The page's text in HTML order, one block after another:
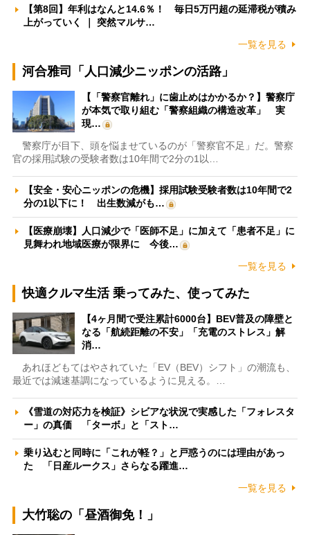
【第8回】年利はなんと14.6％！ 毎日5万円超の延滞税が積み
上がっていく ｜ 突然マルサ…
一覧を見る
河合雅司「人口減少ニッポンの活路」
【「警察官離れ」に歯止めはかかるか？】警察庁
が本気で取り組む「警察組織の構造改革」 実
現…
警察庁が目下、頭を悩ませているのが「警察官不足」だ。警察
官の採用試験の受験者数は10年間で2分の1以…
【安全・安心ニッポンの危機】採用試験受験者数は10年間で2
分の1以下に！ 出生数減がも…
【医療崩壊】人口減少で「医師不足」に加えて「患者不足」に
見舞われ地域医療が限界に 今後…
一覧を見る
快適クルマ生活 乗ってみた、使ってみた
【4ヶ月間で受注累計6000台】BEV普及の障壁と
なる「航続距離の不安」「充電のストレス」解
消…
あれほどもてはやされていた「EV（BEV）シフト」の潮流も、
最近では減速基調になっているように見える。…
《雪道の対応力を検証》シビアな状況で実感した「フォレスタ
ー」の真価 「ターボ」と「スト…
乗り込むと同時に「これが軽？」と戸惑うのには理由があっ
た 「日産ルークス」さらなる躍進…
一覧を見る
大竹聡の「昼酒御免！」